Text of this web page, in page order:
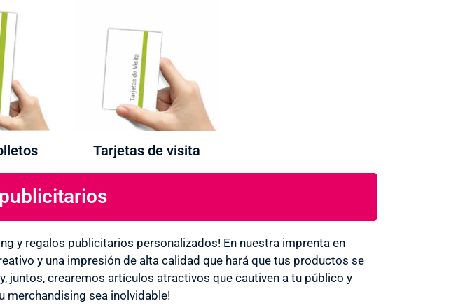
Tarjetas de visita
y regalos publicitarios personalizados! En nuestra imprenta en
y una impresión de alta calidad que hará que tus productos se
juntos, crearemos artículos atractivos que cautiven a tu público y
merchandising sea inolvidable!